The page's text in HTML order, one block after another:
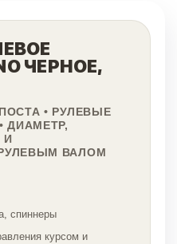
ЧЕРНОЕ,
• РУЛЕВЫЕ
ДИАМЕТР,
И
ВАЛОМ
спиннеры
курсом и